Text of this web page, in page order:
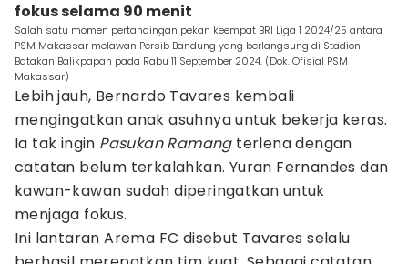
fokus selama 90 menit
Salah satu momen pertandingan pekan keempat BRI Liga 1 2024/25 antara
PSM Makassar melawan Persib Bandung yang berlangsung di Stadion
Batakan Balikpapan pada Rabu 11 September 2024. (Dok. Ofisial PSM
Makassar)
Lebih jauh, Bernardo Tavares kembali
mengingatkan anak asuhnya untuk bekerja keras.
Ia tak ingin Pasukan Ramangterlena dengan
catatan belum terkalahkan. Yuran Fernandes dan
kawan-kawan sudah diperingatkan untuk
menjaga fokus.
Ini lantaran Arema FC disebut Tavares selalu